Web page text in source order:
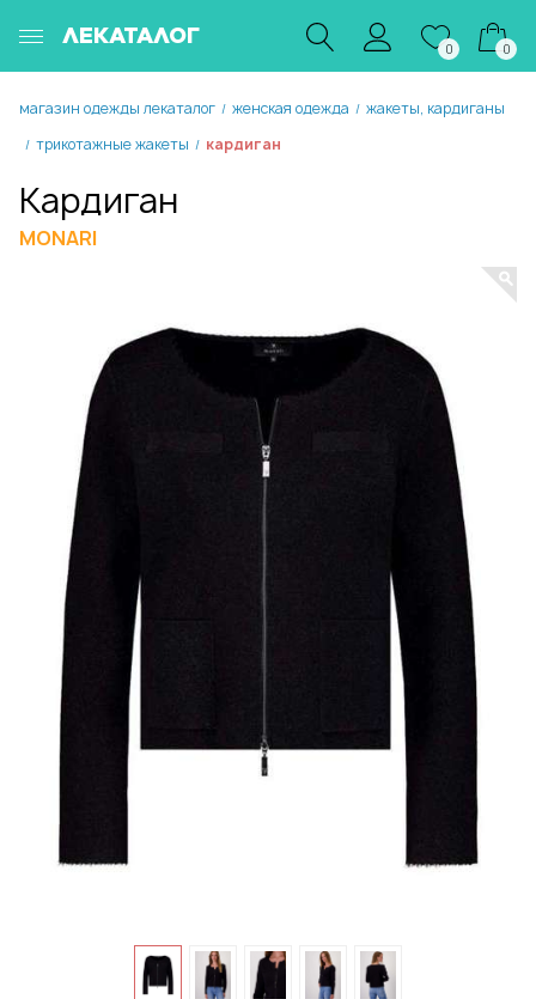
ЛЕКАТАЛОГ
0 0
магазин одежды лекаталог / женская одежда / жакеты, кардиганы
/ трикотажные жакеты / кардиган
Кардиган
MONARI